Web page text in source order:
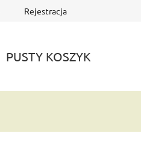
Rejestracja
PUSTY KOSZYK